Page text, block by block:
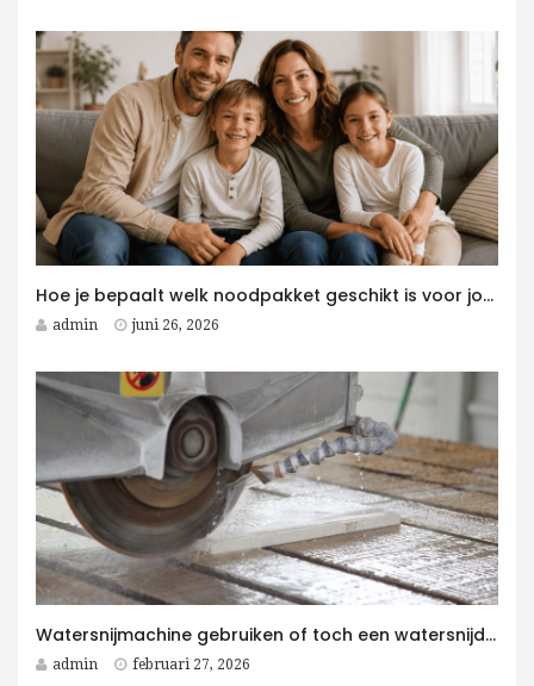
Hoe je bepaalt welk noodpakket geschikt is voor jouw gezin
admin juni 26, 2026
Watersnijmachine gebruiken of toch een watersnijder kopen voor jouw bedrijf?
admin februari 27, 2026